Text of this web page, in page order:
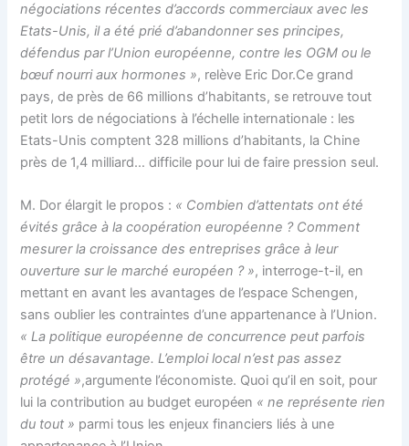
négociations récentes d’accords commerciaux avec les
Etats-Unis, il a été prié d’abandonner ses principes,
défendus par l’Union européenne, contre les OGM ou le
bœuf nourri aux hormones », relève Eric Dor.Ce grand
pays, de près de 66 millions d’habitants, se retrouve tout
petit lors de négociations à l’échelle internationale : les
Etats-Unis comptent 328 millions d’habitants, la Chine
près de 1,4 milliard… difficile pour lui de faire pression seul.
M. Dor élargit le propos : « Combien d’attentats ont été
évités grâce à la coopération européenne ? Comment
mesurer la croissance des entreprises grâce à leur
ouverture sur le marché européen ? », interroge-t-il, en
mettant en avant les avantages de l’espace Schengen,
sans oublier les contraintes d’une appartenance à l’Union.
« La politique européenne de concurrence peut parfois
être un désavantage. L’emploi local n’est pas assez
protégé »,argumente l’économiste. Quoi qu’il en soit, pour
lui la contribution au budget européen « ne représente rien
du tout » parmi tous les enjeux financiers liés à une